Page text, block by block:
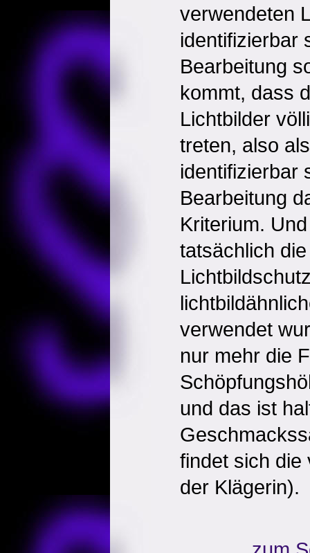
verwendeten
identifizierbar
Bearbeitung
kommt, dass
Lichtbilder
treten, also
identifizierbar
Bearbeitung
Kriterium.
tatsächlich
verwendet
nur mehr die
und das ist
findet sich die
der Klägerin).